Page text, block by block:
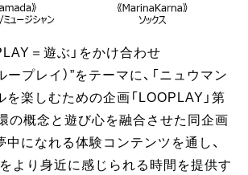
＝遊ぶ」をかけ合わせ
ープレイ）”をテーマに、「ニュウマン
を楽しむための企画「LOOPLAY」第
の概念と遊び心を融合させた同企画
中になれる体験コンテンツを通し、
より身近に感じられる時間を提供す